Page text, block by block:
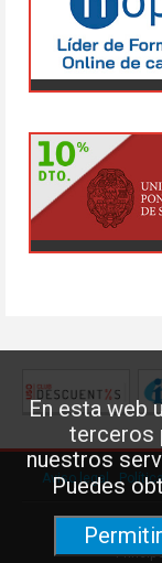
En esta web
terceros
nuestros
Puedes
Aviso legal·
Federación de